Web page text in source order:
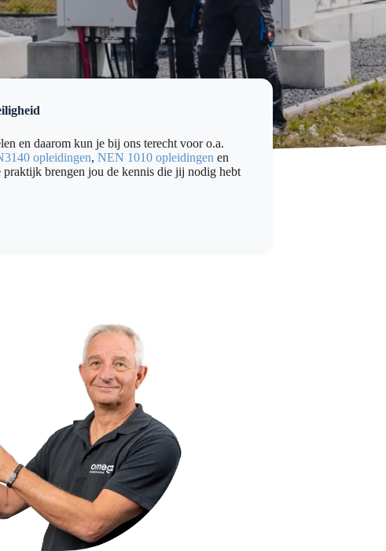
en daarom kun je bij ons terecht voor o.a.
opleidingen, NEN 1010 opleidingen en
praktijk brengen jou de kennis die jij nodig hebt